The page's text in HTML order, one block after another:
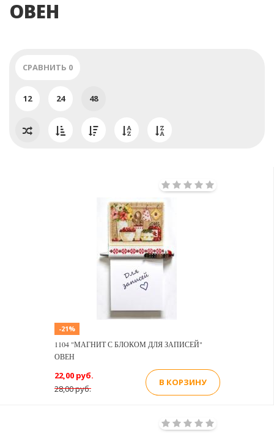
ОВЕН
СРАВНИТЬ 0
12 24 48
-21%
1104 "МАГНИТ С БЛОКОМ ДЛЯ ЗАПИСЕЙ"
ОВЕН
28,00 руб.
22,00 руб.
В КОРЗИНУ